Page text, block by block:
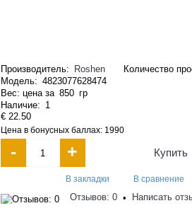
Количество
Производитель:
Roshen
Модель: 4823077628474
Вес: цена за 850 гр
Наличие: 1
€ 22.50
Цена в бонусных баллах: 1990
- + Купить
В закладки В сравнение
Отзывов: 0 • Написать